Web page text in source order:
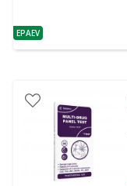
nõuanne
EPAEV